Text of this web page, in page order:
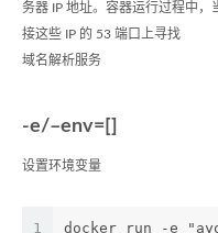
务器 IP 地址。容器运行过程中
接这些 IP 的 53 端口上寻找
域名解析服务
-e/–env=[]
设置环境变量
1
docker run -e